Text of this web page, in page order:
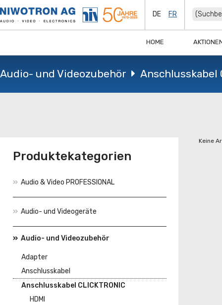
DE FR
HOME
Audio- und Videozubehör Anschlusskabel
Produktekategorien
Audio & Video PROFESSIONAL
Audio- und Videogeräte
Audio- und Videozubehör
Adapter
Anschlusskabel
Anschlusskabel CLICKTRONIC
HDMI
Keine